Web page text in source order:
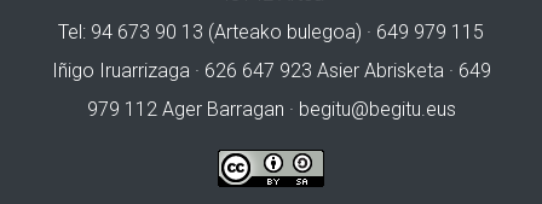
Tel: 94 673 90 13 (Arteako bulegoa) · 649 979 115
Iñigo Iruarrizaga · 626 647 923 Asier Abrisketa · 649
979 112 Ager Barragan · begitu@begitu.eus